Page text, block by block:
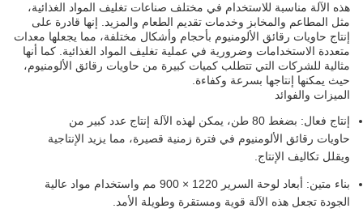
هذه الآلة مناسبة للاستخدام في مختلف صناعات تغليف المواد الغذائية،
مثل المطاعم والمخابز وخدمات تقديم الطعام والمزيد. إنها قادرة على
إنتاج حاويات رقائق الألومنيوم بأحجام وأشكال مختلفة، مما يجعلها معدات
متعددة الاستخدامات وضرورية في عملية تغليف المواد الغذائية. كما أنها
مثالية للشركات التي تتطلب كميات كبيرة من حاويات رقائق الألومنيوم،
حيث يمكنها إنتاجها بسرعة وكفاءة.
الميزات والفوائد
إنتاج فعال: بضغط 80 طن، يمكن لهذه الآلة إنتاج عدد كبير من
حاويات رقائق الألومنيوم في فترة زمنية قصيرة، مما يزيد الإنتاجية
ويقلل تكاليف الإنتاج.
بناء متين: أبعاد لوحة السرير 1220 × 900 مم واستخدام مواد عالية
الجودة تجعل هذه الآلة قوية ومستقرة وطويلة الأمد.